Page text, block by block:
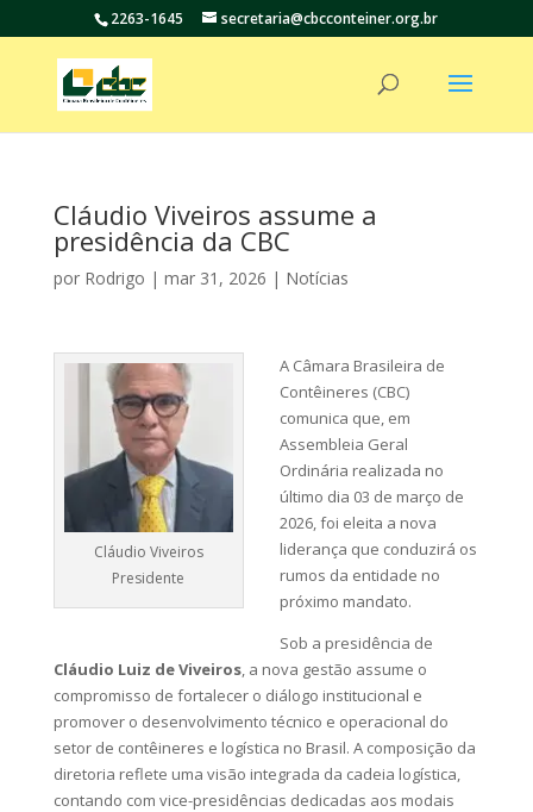
2263-1645 secretaria@cbcconteiner.org.br
Cláudio Viveiros assume a
presidência da CBC
por Rodrigo | mar 31, 2026 | Notícias
Cláudio Viveiros
Presidente
A Câmara Brasileira de
Contêineres (CBC)
comunica que, em
Assembleia Geral
Ordinária realizada no
último dia 03 de março de
2026, foi eleita a nova
liderança que conduzirá os
rumos da entidade no
próximo mandato.
Sob a presidência de
Cláudio Luiz de Viveiros, a nova gestão assume o
compromisso de fortalecer o diálogo institucional e
promover o desenvolvimento técnico e operacional do
setor de contêineres e logística no Brasil. A composição da
diretoria reflete uma visão integrada da cadeia logística,
contando com vice-presidências dedicadas aos modais